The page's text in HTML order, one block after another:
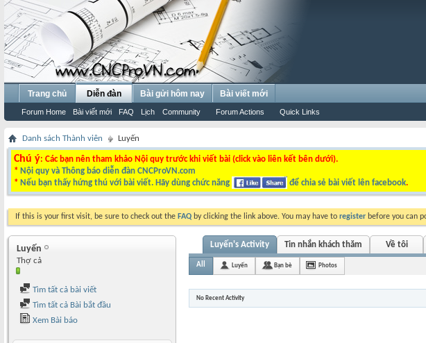
Trang chủ Diễn đàn
Forum Home Bài viết mới FAQ Lịch Community Forum Actions Quick Links
Bài gửi hôm nay Bài viết mới
Danh sách Thành viên Luyến
Chú ý: Các bạn nên tham khảo Nội quy trước khi viết bài (click vào liên kết bên dưới).
* Nội quy và Thông báo diễn đàn CNCProVN.com
* Nếu bạn thấy hứng thú với bài viết. Hãy dùng chức năng để chia sẻ bài viết lên facebook.
If this is your first visit, be sure to check out the FAQ by clicking the link above. You may have to register before you can
Luyến
Thợ cả
Tìm tất cả bài viết
Tìm tất cả Bài bắt đầu
Xem Bài báo
Luyến's Activity Tin nhắn khách thăm Về tôi
All Luyến Bạn bè Photos
No Recent Activity